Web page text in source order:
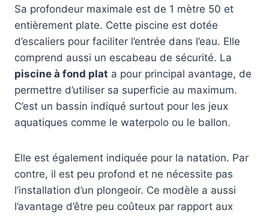
Sa profondeur maximale est de 1 mètre 50 et
entièrement plate. Cette piscine est dotée
d’escaliers pour faciliter l’entrée dans l’eau. Elle
comprend aussi un escabeau de sécurité. La
piscine à fond plat a pour principal avantage, de
permettre d’utiliser sa superficie au maximum.
C’est un bassin indiqué surtout pour les jeux
aquatiques comme le waterpolo ou le ballon.
Elle est également indiquée pour la natation. Par
contre, il est peu profond et ne nécessite pas
l’installation d’un plongeoir. Ce modèle a aussi
l’avantage d’être peu coûteux par rapport aux